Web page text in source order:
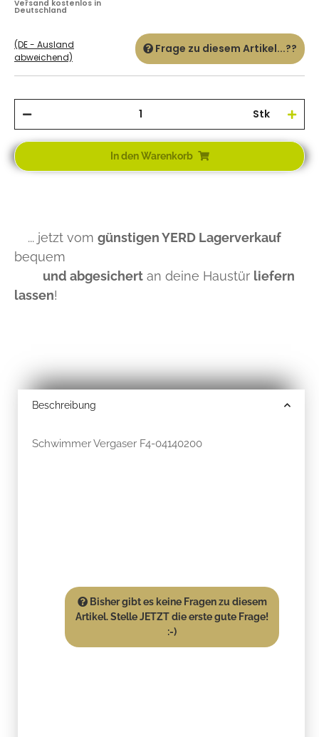
Versand kostenlos in
Deutschland
(DE - Ausland
abweichend)
Frage zu diesem Artikel...??
Stk
In den Warenkorb
... jetzt vom günstigen YERD Lagerverkauf
bequem
und abgesichert an deine Haustür liefern
lassen!
Beschreibung
Schwimmer Vergaser F4-04140200
Bisher gibt es keine Fragen zu diesem
Artikel. Stelle JETZT die erste gute Frage!
:-)